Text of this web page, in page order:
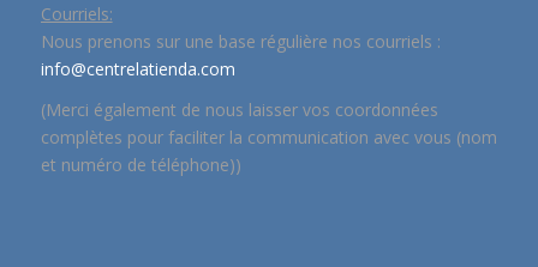
Courriels:
Nous prenons sur une base régulière nos courriels :
info@centrelatienda.com
(Merci également de nous laisser vos coordonnées
complètes pour faciliter la communication avec vous (nom
et numéro de téléphone))